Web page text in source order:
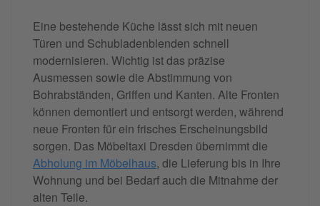
Eine bestehende Küche lässt sich mit neuen
Türen und Schubladenblenden schnell
modernisieren. Wichtig ist das präzise
Ausmessen sowie die Abstimmung von
Bohrabständen, Griffen und Kanten. Alte Fronten
können demontiert und entsorgt werden, während
neue Fronten für ein frisches Erscheinungsbild
sorgen. Das Möbeltaxi Dresden übernimmt die
Abholung im Möbelhaus, die Lieferung bis in Ihre
Wohnung und bei Bedarf auch die Mitnahme der
alten Teile.